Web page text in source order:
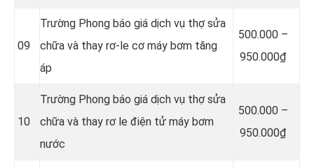
09
Trường Phong báo giá dịch vụ thợ sửa
chữa và thay rơ-le cơ máy bơm tăng
áp
500.000 –
950.000₫
10
Trường Phong báo giá dịch vụ thợ sửa
chữa và thay rơ le điện tử máy bơm
nước
500.000 –
950.000₫